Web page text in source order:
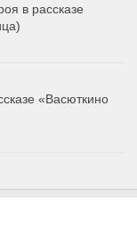
в рассказе
«Васюткино